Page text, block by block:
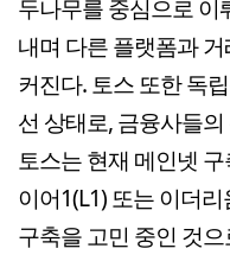
두나무를 중심으로 이
내며 다른 플랫폼과
커진다. 토스 또한 독
선 상태로, 금융사들
토스는 현재 메인넷
이어1(L1) 또는 이더
구축을 고민 중인 것